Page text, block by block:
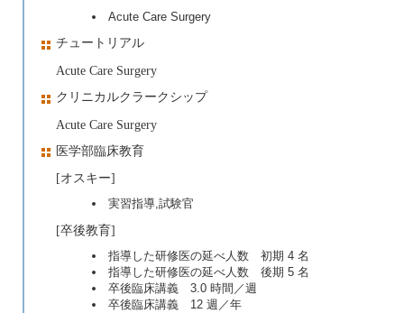
Acute Care Surgery
チュートリアル
Acute Care Surgery
クリニカルクラークシップ
Acute Care Surgery
医学部臨床教育
[オスキー]
実習指導,試験官
[卒後教育]
指導した研修医の延べ人数 初期 4 名
指導した研修医の延べ人数 後期 5 名
卒後臨床講義 3.0 時間／週
卒後臨床講義 12 週／年